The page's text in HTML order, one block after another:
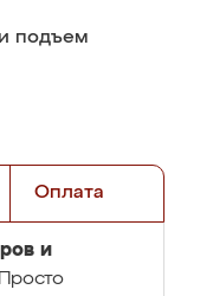
подъем
Оплата
и